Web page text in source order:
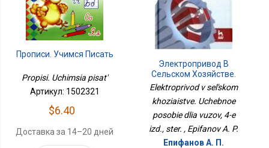
Прописи. Учимся Писать
Propisi. Uchimsia pisat'
Артикул: 1502321
$6.40
Доставка за 14–20 дней
Электропривод В
Сельском Хозяйстве.
Учебное Пособие Для
Вузов, 4-Е Изд., Стер.
Elektroprivod v sel'skom
khoziaistve. Uchebnoe
posobie dlia vuzov, 4-e
izd., ster. , Epifanov A. P.
Епифанов А. П.